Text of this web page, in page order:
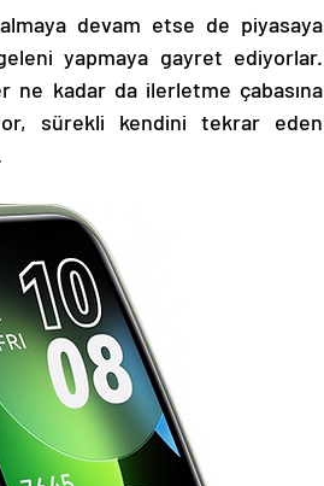
devam etse de piyasaya
yapmaya gayret ediyorlar.
kadar da ilerletme çabasına
sürekli kendini tekrar eden